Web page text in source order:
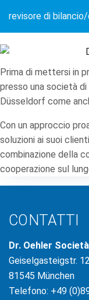
revisore di
Prima di mettersi in
presso una società
Düsseldorf come
Con un approccio
soluzioni ai suoi
combinazione della
cooperazione sul
CONTATTI
Dr. Oehler
Geiselgasteigstr.
81545 München
Telefono: +49